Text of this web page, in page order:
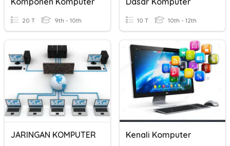
20 T 9th - 10th 10 T 10th - 12th
JARINGAN KOMPUTER Kenali Komputer